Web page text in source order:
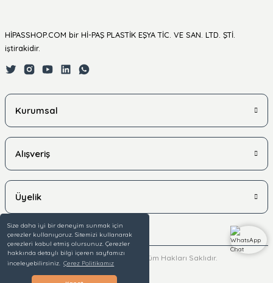
Size daha iyi bir deneyim sunmak için
çerezler kullanıyoruz. Sitemizi kullanarak
çerezleri kabul etmiş olursunuz. Çerezler
hakkında detaylı bilgi içeren sayfamızı
inceleyebilirsiniz. Çerez Politikamız
HİPASSHOP.COM bir Hİ-PAŞ PLASTİK EŞYA TİC. VE SAN. LTD. ŞTİ.
iştirakidir.
Kurumsal
Alışveriş
Üyelik
© 2025 hipasshop.com - Tüm Hakları Saklıdır.